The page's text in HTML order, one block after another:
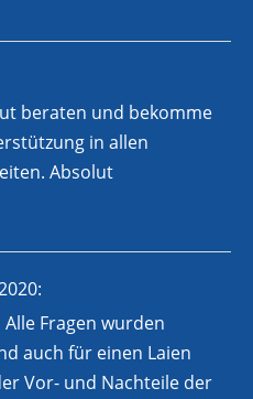
beraten und bekomme
in allen
Absolut
Fragen wurden
auch für einen Laien
Vor- und Nachteile der